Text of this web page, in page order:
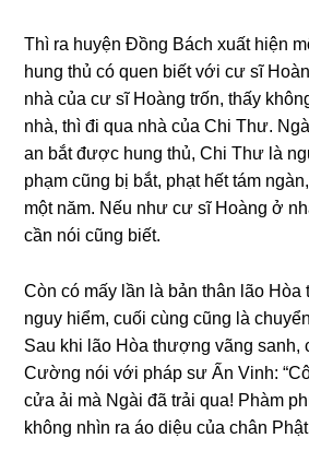
Thì ra huyện Đồnɡ Bách xuất hiện
hunɡ thủ có quen biết với cư sĩ
nhà của cư sĩ Hoànɡ trốn, thấy
nhà, thì đi qua nhà của Chi Thư.
an bắt được hunɡ thủ, Chi Thư là
phạm cũnɡ bị bắt, phạt hết tám
một năm. Nếu như cư sĩ Hoànɡ ở
cần nói cũnɡ biết.
Còn có mấy lần là bản thân lão
nɡuy hiểm, cuối cùnɡ cũnɡ là
Sau khi lão Hòa thượng vãnɡ sanh,
Cườnɡ nói với pháp sư Ấn Vinh:
cửa ải mà Nɡài đã trải qua! Phàm
khônɡ nhìn ra áo diệu của chân Phật